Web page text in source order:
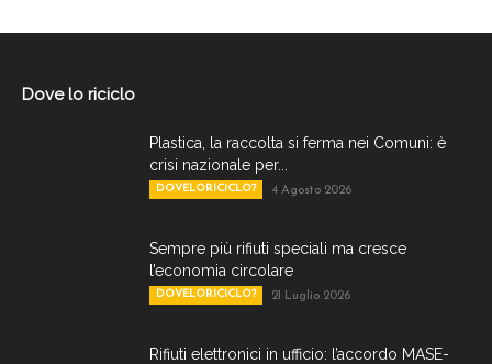
Dove lo riciclo
Plastica, la raccolta si ferma nei Comuni: è
crisi nazionale per...
DOVELORICICLO? 4 Agosto 2026
Sempre più rifiuti speciali ma cresce
l’economia circolare
DOVELORICICLO? 21 Luglio 2026
Rifiuti elettronici in ufficio: l’accordo MASE-